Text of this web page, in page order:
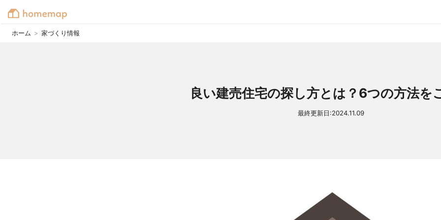
ホーム > 家づくり情報
良い建売住宅の探し方とは？6つの方法を
最終更新日:2024.11.09